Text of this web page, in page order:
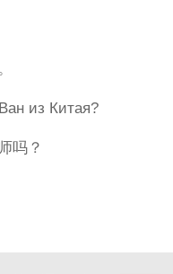
из Китая?
吗？